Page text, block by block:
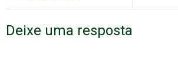
Deixe uma resposta